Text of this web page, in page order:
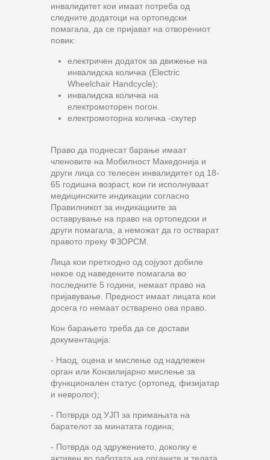
инвалидитет кои имаат потреба од
следните додатоци на ортопедски
помагала, да се пријават на отворениот
повик:
електричен додаток за движење на
инвалидска количка (Electric
Wheelchair Handcycle);
инвалидска количка на
електромоторен погон.
електромоторна количка -скутер
Право да поднесат барање имаат
членовите на Мобилност Македонија и
други лица со телесен инвалидитет од 18-
65 годишна возраст, кои ги исполнуваат
медицинските индикации согласно
Правилникот за индикациите за
оставрување на право на ортопедски и
други помагала, а неможат да го остварат
правото преку ФЗОРСМ.
Лица кои претходно од сојузот добиле
некое од наведените помагала во
последните 5 години, немаат право на
пријавување. Предност имаат лицата кои
досега го немаат остварено ова право.
Кон барањето треба да се достави
документација:
- Наод, оцена и мислење од надлежен
орган или Конзилијарно мислење за
функционален статус (ортопед, физијатар
и невролог);
- Потврда од УЈП за примањата на
барателот за минатата година;
- Потврда од здружението, доколку е